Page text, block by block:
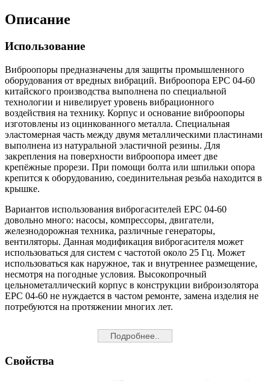
Описание
Использование
Виброопоры предназначены для защиты промышленного
оборудования от вредных вибраций. Виброопора EPC 04-60
китайского производства выполнена по специальной
технологии и нивелирует уровень вибрационного
воздействия на технику. Корпус и основание виброопоры
изготовлены из оцинкованного металла. Специальная
эластомерная часть между двумя металлическими пластинами
выполнена из натуральной эластичной резины. Для
закрепления на поверхности виброопора имеет две
крепёжные прорези. При помощи болта или шпильки опора
крепится к оборудованию, соединительная резьба находится в
крышке.
Вариантов использования виброгасителей EPC 04-60
довольно много: насосы, компрессоры, двигатели,
железнодорожная техника, различные генераторы,
вентиляторы. Данная модификация виброгасителя может
использоваться для систем с частотой около 25 Гц. Может
использоваться как наружное, так и внутреннее размещение,
несмотря на погодные условия. Высокопрочный
цельнометаллический корпус в конструкции виброизолятора
EPC 04-60 не нуждается в частом ремонте, замена изделия не
потребуются на протяжении многих лет.
Подробнее..
Свойства